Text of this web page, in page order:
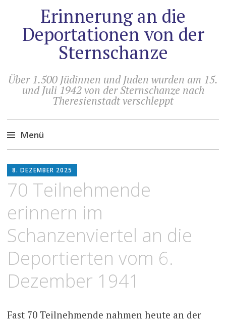
Erinnerung an die
Deportationen von der
Sternschanze
Über 1.500 Jüdinnen und Juden wurden am 15.
und Juli 1942 von der Sternschanze nach
Theresienstadt verschleppt
Menü
Inhalt
springen
8. DEZEMBER 2025
70 Teilnehmende
erinnern im
Schanzenviertel an die
Deportierten vom 6.
Dezember 1941
Fast 70 Teilnehmende nahmen heute an der